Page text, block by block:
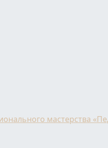
мастерства